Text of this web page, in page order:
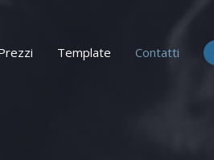
Template Contatti